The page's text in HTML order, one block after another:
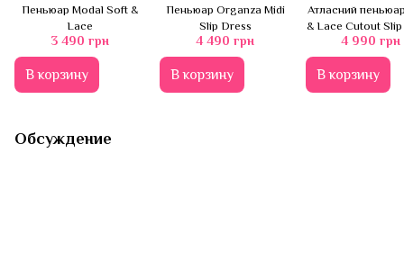
Пеньюар Modal Soft &
Lace
3 490 грн
В корзину
Пеньюар Organza Midi
Slip Dress
4 490 грн
В корзину
Атласний
& Lace Cutout
4 990 грн
В корзину
Обсуждение